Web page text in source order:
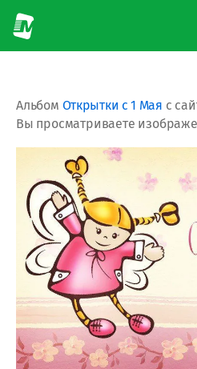
Альбом Открытки с 1 Мая с
Вы просматриваете